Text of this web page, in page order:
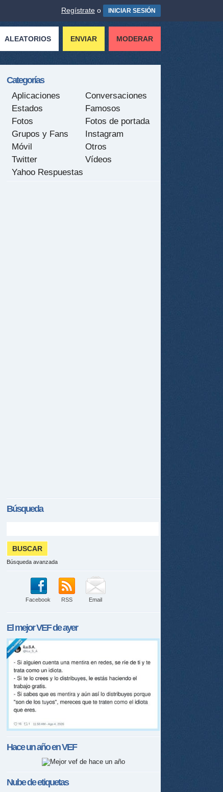
Regístrate o INICIAR SESIÓN
ALEATORIOS ENVIAR MODERAR
Categorías
Aplicaciones
Conversaciones
Estados
Famosos
Fotos
Fotos de portada
Grupos y Fans
Instagram
Móvil
Otros
Twitter
Vídeos
Yahoo Respuestas
Búsqueda
Búsqueda avanzada
Facebook RSS Email
El mejorVEFde ayer
Hace un año enVEF
Nube de etiquetas